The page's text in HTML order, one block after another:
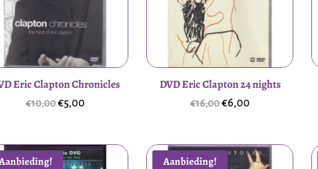
Eric Clapton Chronicles
€10,00Oorspronkelijke
€10,00.
€5,00Huidige
€5,00.
DVD Eric Clapton 24 nights
€16,00Oorspronkelijke
€16,00.
€6,00Huidige
€6,00.
Aanbieding!